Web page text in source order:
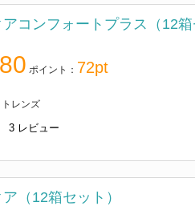
コンフォートプラス（12箱
ポイント： 72pt
レンズ
3 レビュー
（12箱セット）